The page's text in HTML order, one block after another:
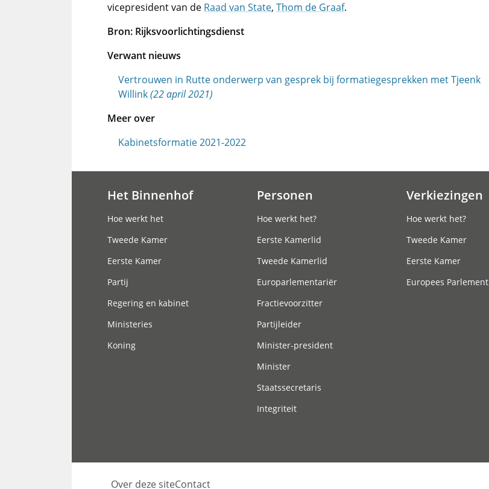
vicepresident van de Raad van State, Thom de Graaf.
Bron: Rijksvoorlichtingsdienst
Verwant nieuws
Vertrouwen in Rutte onderwerp van gesprek bij formatiegesprekken met Tjeenk
Willink(22 april 2021)
Meer over
Kabinetsformatie 2021-2022
Het Binnenhof
Hoe werkt het
Tweede Kamer
Eerste Kamer
Partij
Regering en kabinet
Ministeries
Koning
Personen
Hoe werkt het?
Eerste Kamerlid
Tweede Kamerlid
Europarlementariër
Fractievoorzitter
Partijleider
Minister-president
Minister
Staatssecretaris
Integriteit
Verkiezingen
Hoe werkt het?
Tweede Kamer
Eerste Kamer
Europees Parlement
Over deze siteContact